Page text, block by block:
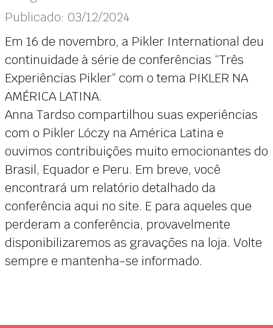
Publicado: 03/12/2024
Em 16 de novembro, a Pikler International deu
continuidade à série de conferências “Três
Experiências Pikler” com o tema PIKLER NA
AMÉRICA LATINA.
Anna Tardso compartilhou suas experiências
com o Pikler Lóczy na América Latina e
ouvimos contribuições muito emocionantes do
Brasil, Equador e Peru. Em breve, você
encontrará um relatório detalhado da
conferência aqui no site. E para aqueles que
perderam a conferência, provavelmente
disponibilizaremos as gravações na loja. Volte
sempre e mantenha-se informado.